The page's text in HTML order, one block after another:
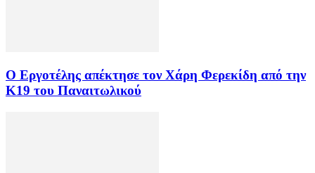
Ο Εργοτέλης απέκτησε τον Χάρη Φερεκίδη από την
Κ19 του Παναιτωλικού